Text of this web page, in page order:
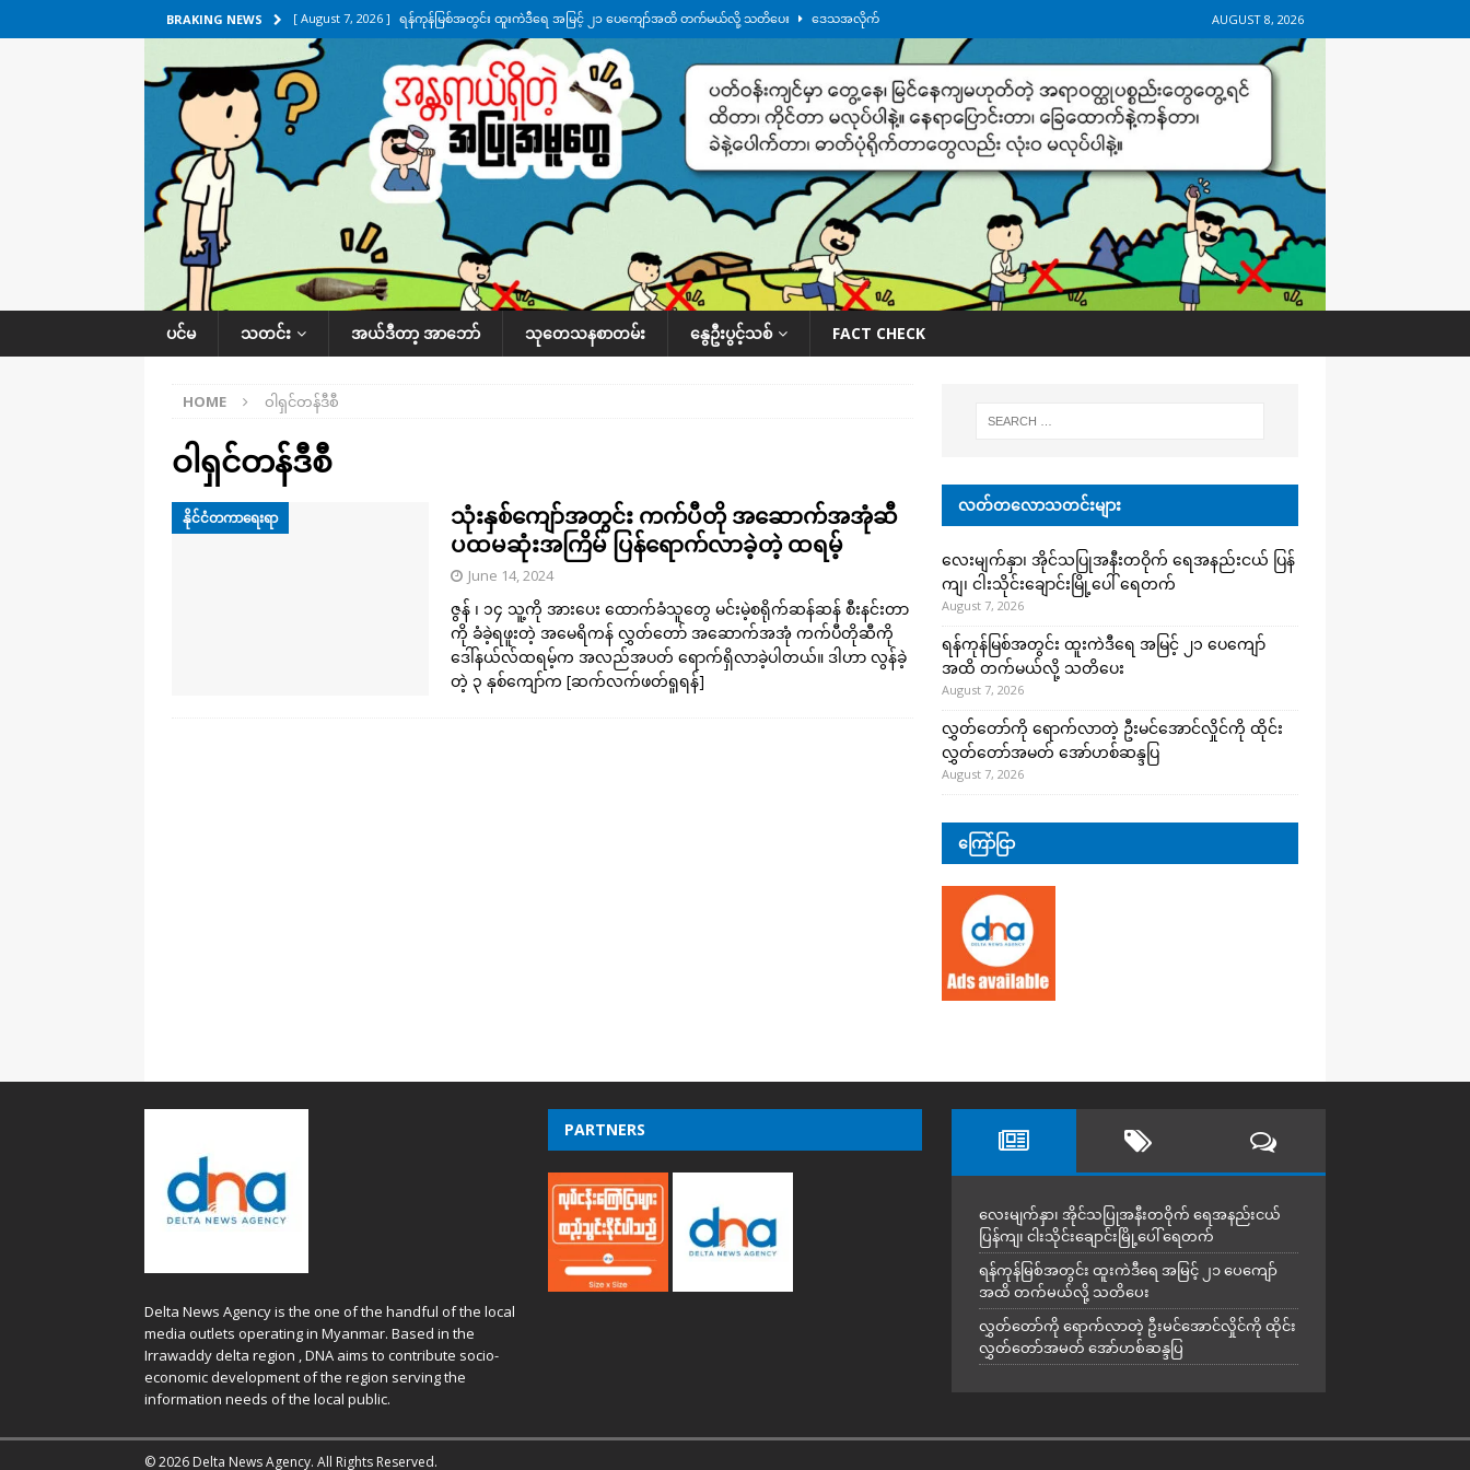
BRAKING NEWS [ August 7, 2026 ] ရန်ကုန်မြစ်အတွင်း ထူးကဲဒီရေ အ​မြင့် ၂၁ ပေကျော်အထိ တက်မယ်လို့ သတိပေး ဒေသအလိုက်
သတင်းကဏ္ဍ
[ August 7, 2026 ] လွှတ်တော်ကို ရောက်လာတဲ့ ဦးမင်အောင်လှိုင်ကို ထိုင်းလွှတ်တော်အမတ် အော်ဟစ်ဆန္ဒပြ
UNCATEGORIZED
[ August 6, 2026 ] တာကျိုးပြီး ခုနှစ်ရက်မြောက်နေ့မှာ ငသိုင်းချောင်းမြို့ကို ရေစတင်ရောက်ရှိ ဒေသအလိုက် သတင်း
[ August 6, 2026 ] လေးမျက်နှာမှာ ရေဘေးကူနေတဲ့ ငသိုင်းချောင်းဒေသခံ လူငယ်တဦး ရေစီးနဲ့မျောပါသေဆုံး
အလိုက် သတင်းကဏ္ဍ
[ August 7, 2026 ] လေးမျက်နှာ၊ အိုင်သပြုအနီးတဝိုက် ရေအနည်းငယ် ပြန်ကျ၊ ငါးသိုင်းချောင်းမြို့ပေါ် ရေတက်
ဒေသအလိုက် သတင်းကဏ္ဍ
AUGUST 8, 2026
ပင်မ သတင်း အယ်ဒီတာ့ အာဘော် သုတေသနစာတမ်း နွေဦးပွင့်သစ် FACT CHECK
HOME ဝါရှင်တန်ဒီစီ
ဝါရှင်တန်ဒီစီ
နိုင်ငံတကာရေးရာ
သုံးနှစ်ကျော်အတွင်း ကက်ပီတို အဆောက်အအုံဆီ
ပထမဆုံးအကြိမ် ပြန်ရောက်လာခဲ့တဲ့ ထရမ့်
June 14, 2024
ဇွန် ၊ ၁၄ သူ့ကို အားပေး ထောက်ခံသူတွေ မင်းမဲ့စရိုက်ဆန်ဆန် စီးနင်းတာ
ကို ခံခဲ့ရဖူးတဲ့ အမေရိကန် လွှတ်တော် အဆောက်အအုံ ကက်ပီတိုဆီကို
ဒေါ်နယ်လ်ထရမ့်က အလည်အပတ် ရောက်ရှိလာခဲ့ပါတယ်။ ဒါဟာ လွန်ခဲ့
တဲ့ ၃ နှစ်ကျော်က [ဆက်လက်ဖတ်ရှုရန်]
လတ်တလောသတင်းများ
လေးမျက်နှာ၊ အိုင်သပြုအနီးတဝိုက် ရေအနည်းငယ် ပြန်
ကျ၊ ငါးသိုင်းချောင်းမြို့ပေါ် ရေတက်
August 7, 2026
ရန်ကုန်မြစ်အတွင်း ထူးကဲဒီရေ အ​မြင့် ၂၁ ပေကျော်
အထိ တက်မယ်လို့ သတိပေး
August 7, 2026
လွှတ်တော်ကို ရောက်လာတဲ့ ဦးမင်အောင်လှိုင်ကို ထိုင်း
လွှတ်တော်အမတ် အော်ဟစ်ဆန္ဒပြ
August 7, 2026
ကြော်ငြာ
Delta News Agency is the one of the handful of the local
media outlets operating in Myanmar. Based in the
Irrawaddy delta region , DNA aims to contribute socio-
economic development of the region serving the
information needs of the local public.
PARTNERS
လေးမျက်နှာ၊ အိုင်သပြုအနီးတဝိုက် ရေအနည်းငယ်
ပြန်ကျ၊ ငါးသိုင်းချောင်းမြို့ပေါ် ရေတက်
ရန်ကုန်မြစ်အတွင်း ထူးကဲဒီရေ အ​မြင့် ၂၁ ပေကျော်
အထိ တက်မယ်လို့ သတိပေး
လွှတ်တော်ကို ရောက်လာတဲ့ ဦးမင်အောင်လှိုင်ကို ထိုင်း
လွှတ်တော်အမတ် အော်ဟစ်ဆန္ဒပြ
© 2026 Delta News Agency. All Rights Reserved.